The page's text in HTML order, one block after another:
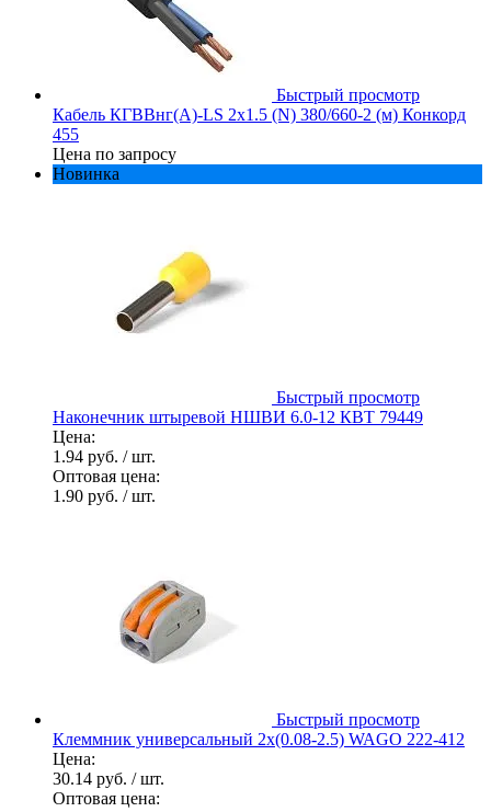
Быстрый просмотр
Кабель КГВВнг(А)-LS 2х1.5 (N) 380/660-2 (м) Конкорд
455
Цена по запросу
Новинка
Быстрый просмотр
Наконечник штыревой НШВИ 6.0-12 КВТ 79449
Цена:
1.94 руб. / шт.
Оптовая цена:
1.90 руб. / шт.
Быстрый просмотр
Клеммник универсальный 2х(0.08-2.5) WAGO 222-412
Цена:
30.14 руб. / шт.
Оптовая цена: